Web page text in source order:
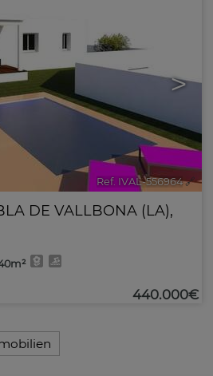
>
Ref. IVAL-556964 🔗
DE VALLBONA (LA),
440.000€